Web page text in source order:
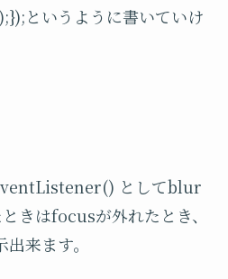
というように書いていけ
としてblur
きはfocusが外れたとき、
来ます。